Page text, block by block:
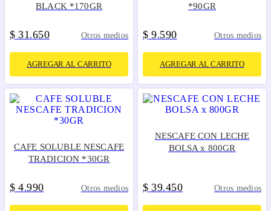
BLACK *170GR
$ 31 .650 Otros medios
AGREGAR AL CARRITO
*90GR
$ 9.590 Otros medios
AGREGAR AL CARRITO
CAFE SOLUBLE NESCAFE
TRADICION *30GR
$ 4.990 Otros medios
NESCAFE CON LECHE
BOLSA x 800GR
$ 39.450 Otros medios